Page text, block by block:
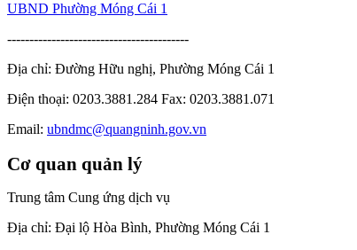
UBND Phường Móng Cái 1
-----------------------------------------
Địa chỉ: Đường Hữu nghị, Phường Móng Cái 1
Điện thoại: 0203.3881.284 Fax: 0203.3881.071
Email: ubndmc@quangninh.gov.vn
Cơ quan quản lý
Trung tâm Cung ứng dịch vụ
Địa chỉ: Đại lộ Hòa Bình, Phường Móng Cái 1